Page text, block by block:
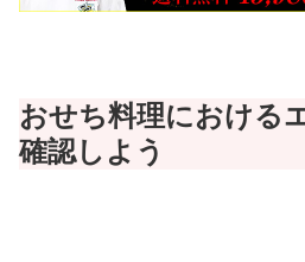
おせち料理における
確認しよう